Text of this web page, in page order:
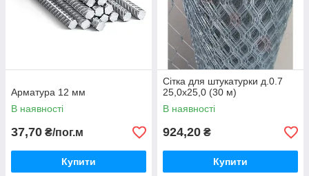
Арматура 12 мм
В наявності
37,70 ₴/пог.м
Купити
Сітка для штукатурки д.0.7
25,0х25,0 (30 м)
В наявності
924,20 ₴
Купити